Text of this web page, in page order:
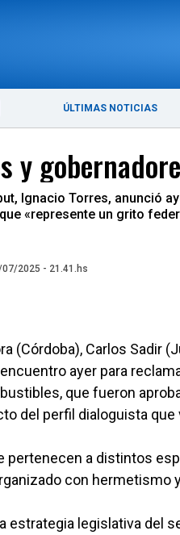
ÚLTIMAS NOTICIAS
y
Ignacio Torres, anunció
«represente un grito
07/2025 - 21.41.hs
(Córdoba), Carlos Sadir
ayer para
que fueron
del perfil dialoguista
pertenecen a distintos
con hermetismo
estrategia legislativa del